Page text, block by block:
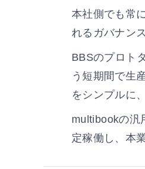
本社側でも常
れるガバナン
BBSのプロト
う短期間で生
をシンプルに
multibookの汎
定稼働し、本